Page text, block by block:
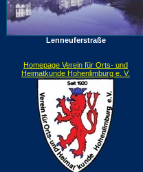
Lenneuferstraße
Homepage Verein für Orts- und
Heimatkunde Hohenlimburg e. V.